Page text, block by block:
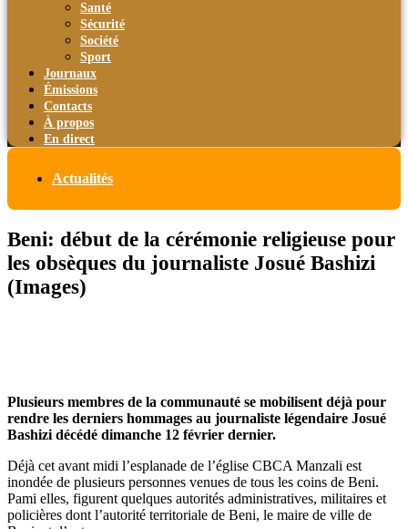
Santé
Sécurité
Société
Sport
Journaux
Émissions
Contacts
À propos
En direct
Actualités
Beni: début de la cérémonie religieuse pour
les obsèques du journaliste Josué Bashizi
(Images)
Plusieurs membres de la communauté se mobilisent déjà pour
rendre les derniers hommages au journaliste légendaire Josué
Bashizi décédé dimanche 12 février dernier.
Déjà cet avant midi l’esplanade de l’église CBCA Manzali est
inondée de plusieurs personnes venues de tous les coins de Beni.
Pami elles, figurent quelques autorités administratives, militaires et
policières dont l’autorité territoriale de Beni, le maire de ville de